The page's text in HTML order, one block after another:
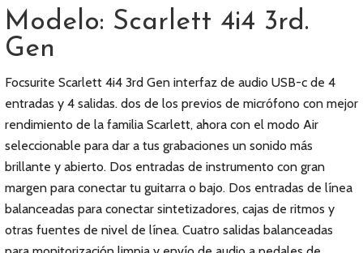
Modelo: Scarlett 4i4 3rd.
Gen
Focsurite Scarlett 4i4 3rd Gen interfaz de audio USB-c de 4
entradas y 4 salidas. dos de los previos de micrófono con mejor
rendimiento de la familia Scarlett, ahora con el modo Air
seleccionable para dar a tus grabaciones un sonido más
brillante y abierto. Dos entradas de instrumento con gran
margen para conectar tu guitarra o bajo. Dos entradas de línea
balanceadas para conectar sintetizadores, cajas de ritmos y
otras fuentes de nivel de línea. Cuatro salidas balanceadas